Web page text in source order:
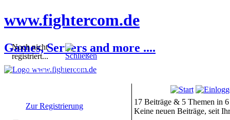
www.fightercom.de
Games, Servers and more ....
17 Beiträge & 5 Themen in
Keine neuen Beiträge, seit
Noch nicht
registriert...
Sie sind noch nicht
Zur Registrierung